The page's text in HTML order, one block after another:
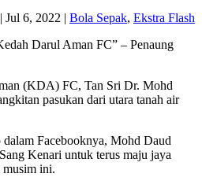
| Jul 6, 2022 | Bola Sepak, Ekstra Flash
(KDA) FC, Tan Sri Dr. Mohd
pasukan dari utara tanah air
Facebooknya, Mohd Daud
Kenari untuk terus maju jaya
musim ini.